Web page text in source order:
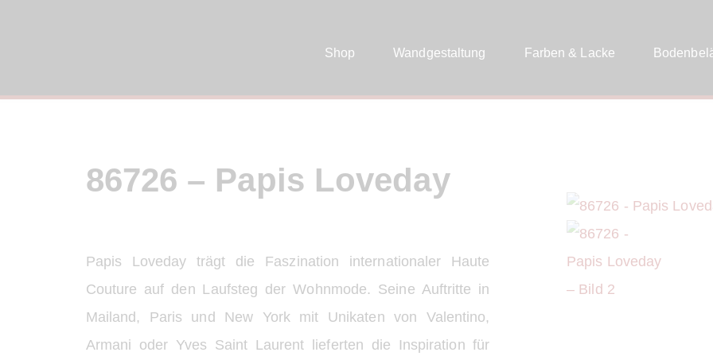
Shop Wandgestaltung Farben & Lacke
86726 – Papis Loveday
Papis Loveday trägt die Faszination internationaler Haute
Couture auf den Laufsteg der Wohnmode. Seine Auftritte in
Mailand, Paris und New York mit Unikaten von Valentino,
Armani oder Yves Saint Laurent lieferten die Inspiration für